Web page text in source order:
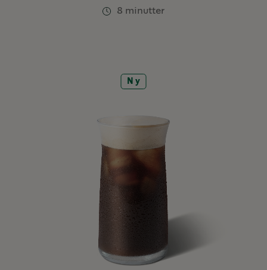
8 minutter
Ny